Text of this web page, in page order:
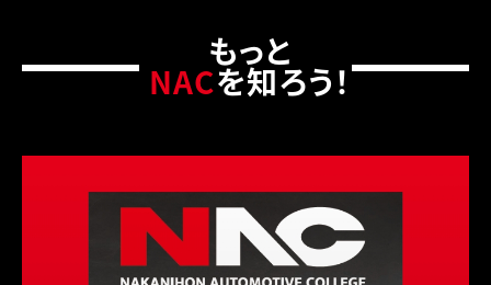
もっと
NACを知ろう！